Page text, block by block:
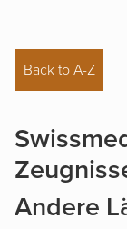
Back to A-Z
Andere